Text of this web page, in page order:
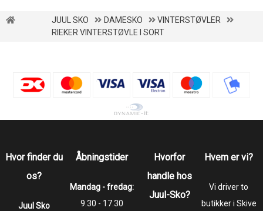
JUUL SKO DAMESKO
VINTERSTØVLER
RIEKER VINTERSTØVLE I SORT
Hvor finder du
os?
Juul Sko
Åbningstider
Mandag - fredag:
9.30 - 17.30
Hvorfor
handle hos
Juul-Sko?
Hvem er vi?
Vi driver to
butikker i Skive